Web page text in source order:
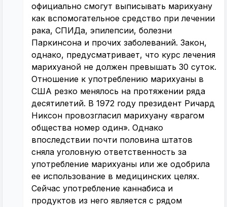
официально смогут выписывать марихуану
как вспомогательное средство при лечении
рака, СПИДа, эпилепсии, болезни
Паркинсона и прочих заболеваний. Закон,
однако, предусматривает, что курс лечения
марихуаной не должен превышать 30 суток.
Отношение к употреблению марихуаны в
США резко менялось на протяжении ряда
десятилетий. В 1972 году президент Ричард
Никсон провозгласил марихуану «врагом
общества номер один». Однако
впоследствии почти половина штатов
сняла уголовную ответственность за
употребление марихуаны или же одобрила
ее использование в медицинских целях.
Сейчас употребление каннабиса и
продуктов из него является с рядом